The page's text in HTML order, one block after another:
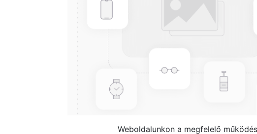
Weboldalunkon a megfelelő